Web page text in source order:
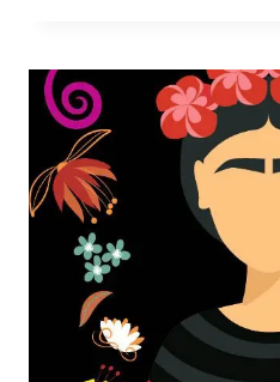
ME
DIAGNOSTICAN
CÁNCER?